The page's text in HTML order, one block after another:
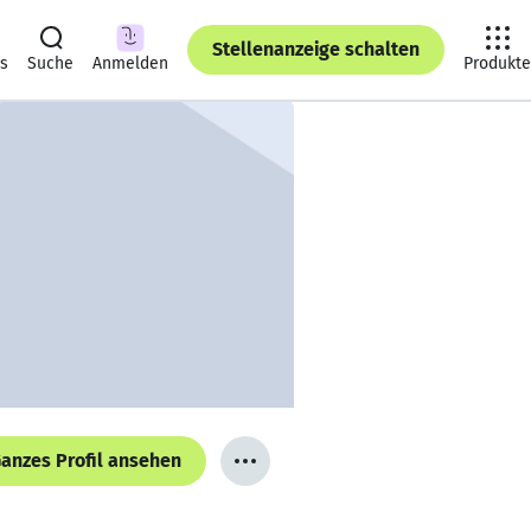
Suche Anmelden
Stellenanzeige schalten
Produkte
Profil ansehen